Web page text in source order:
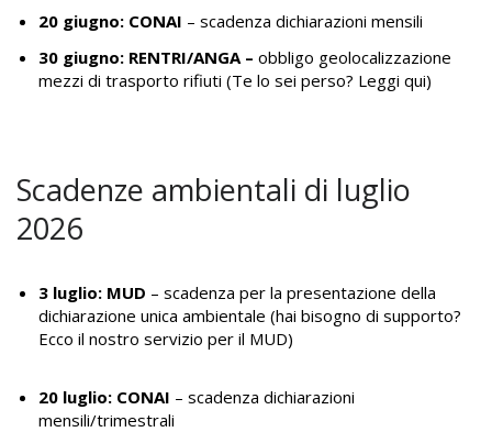
20 giugno: CONAI – scadenza dichiarazioni mensili
30 giugno: RENTRI/ANGA – obbligo geolocalizzazione
mezzi di trasporto rifiuti (Te lo sei perso? Leggi qui)
Scadenze ambientali di luglio
2026
3 luglio: MUD – scadenza per la presentazione della
dichiarazione unica ambientale (hai bisogno di supporto?
Ecco il nostro servizio per il MUD)
20 luglio: CONAI – scadenza dichiarazioni
mensili/trimestrali